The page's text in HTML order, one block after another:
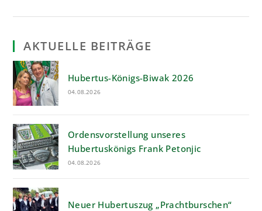
EIN
PROGRAMM
IST!
AKTUELLE BEITRÄGE
Hubertus-Königs-Biwak 2026
04.08.2026
Ordensvorstellung unseres
Hubertuskönigs Frank Petonjic
04.08.2026
Neuer Hubertuszug „Prachtburschen“